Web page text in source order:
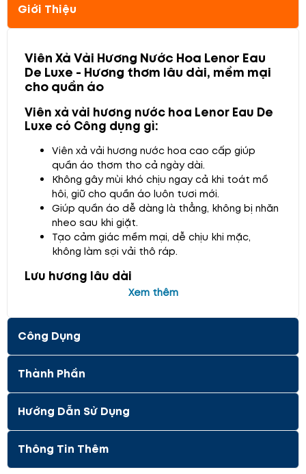
Giới Thiệu
Viên Xả Vải Hương Nước Hoa Lenor Eau
De Luxe - Hương thơm lâu dài, mềm mại
cho quần áo
Viên xả vải hương nước hoa Lenor Eau De
Luxe có Công dụng gì:
Viên xả vải hương nước hoa cao cấp giúp
quần áo thơm tho cả ngày dài.
Không gây mùi khó chịu ngay cả khi toát mồ
hôi, giữ cho quần áo luôn tươi mới.
Giúp quần áo dễ dàng là thẳng, không bị nhăn
nheo sau khi giặt.
Tạo cảm giác mềm mại, dễ chịu khi mặc,
không làm sợi vải thô ráp.
Lưu hương lâu dài
Quần áo lưu hương lâu hơn ngay cả khi bạn
cất trong tủ.
Có thể sử dụng viên xả để treo trong tủ quần
áo thay cho túi khử mùi.
Ngăn ngừa tình trạng bám dính
Giúp ngăn ngừa quần áo bị bám dính vào nhau
khi giặt.
Hỗ trợ giảm nguy cơ sợi vải bị bong, dính vào
máy giặt.
Xem thêm
Công Dụng
Thành Phần
Hướng Dẫn Sử Dụng
Thông Tin Thêm